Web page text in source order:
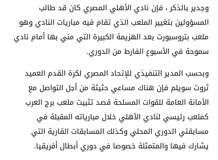
وجدير بالذكر ، فإن نادي الأهلي المصري كان قد طالب
المسؤولين بتغيير الملعب الذي تقام فيه مباريات النادي وهو
ملعب بتروسبورت بعد الهزيمة الكبيرة التي مني بها أمام نادي
سموحة في الأسبوع الفارط من الدوري.
وبحسب المدير التنفيذي للإتحاد المصري لكرة القدم العميد
ثروت سويلم فإن هناك مساعي حثيثة من أجل التواصل مع
الأمانة العامة للقوات المسلحة قصد تثبيت ملعب برج العرب
كملعب رئيسي لنادي الأهلي خلال مبارياته المقبلة في
مسابقتي الدوري المحلي وكذلك المسابقات القارية التي
يشارك فيها والمتمثلة خصوصا في دوري أبطال أفريقيا.